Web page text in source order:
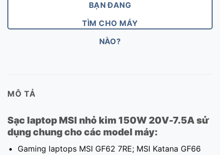
BẠN ĐANG
TÌM CHO MÁY
NÀO?
MÔ TẢ
Sạc laptop MSI nhỏ kim 150W 20V-7.5A sử
dụng chung cho các model máy:
Gaming laptops MSI GF62 7RE; MSI Katana GF66